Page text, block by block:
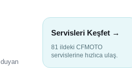
Servisleri Keşfet →
81 ildeki CFMOTO
servislerine hızlıca ulaş.